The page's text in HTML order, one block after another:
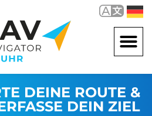
DEINE ROUTE &
DEIN ZIEL